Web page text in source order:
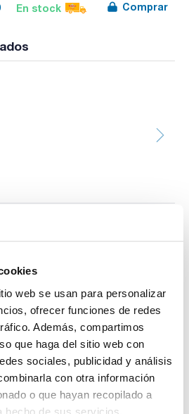
web se usan para personalizar
ofrecer funciones de redes
Además, compartimos
que haga del sitio web con
sociales, publicidad y análisis
con otra información
o que hayan recopilado a
hecho de sus servicios.
En stock Comprar
se utilizan principalmente para
acuosas y orgánicas previamente
Las muestras filtradas
columna. La carcasa de estos
puro. El resultado es un filtro de
cumple con las necesidades de
exigentes.
COA